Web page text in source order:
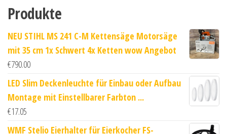
Produkte
NEU STIHL MS 241 C-M Kettensäge Motorsäge
mit 35 cm 1x Schwert 4x Ketten wow Angebot
€790.00
LED Slim Deckenleuchte für Einbau oder Aufbau
Montage mit Einstellbarer Farbton ...
€17.05
WMF Stelio Eierhalter für Eierkocher FS-